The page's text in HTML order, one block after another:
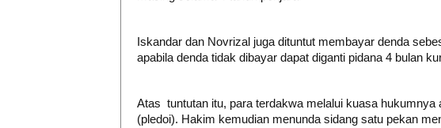
Iskandar dan Novrizal juga dituntut membayar denda
apabila denda tidak dibayar dapat diganti pidana 4 bulan
Atas tuntutan itu, para terdakwa melalui kuasa hukumnya
(pledoi). Hakim kemudian menunda sidang satu pekan